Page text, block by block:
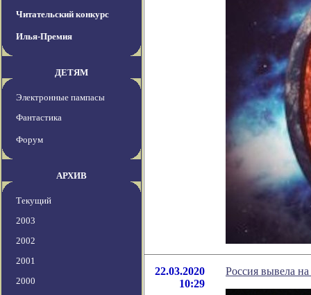
Читательский конкурс
Илья-Премия
ДЕТЯМ
Электронные пампасы
Фантастика
Форум
АРХИВ
Текущий
2003
2002
2001
2000
22.03.2020
10:29
Россия вывела